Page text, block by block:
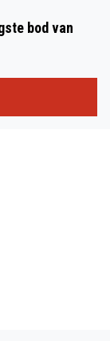
bod van